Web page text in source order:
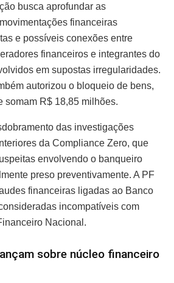
busca aprofundar as
financeiras
e possíveis conexões entre
financeiros e integrantes do
em supostas irregularidades.
autorizou o bloqueio de bens,
somam R$ 18,85 milhões.
das investigações
da Compliance Zero, que
envolvendo o banqueiro
preso preventivamente. A PF
financeiras ligadas ao Banco
incompatíveis com
Nacional.
sobre núcleo financeiro